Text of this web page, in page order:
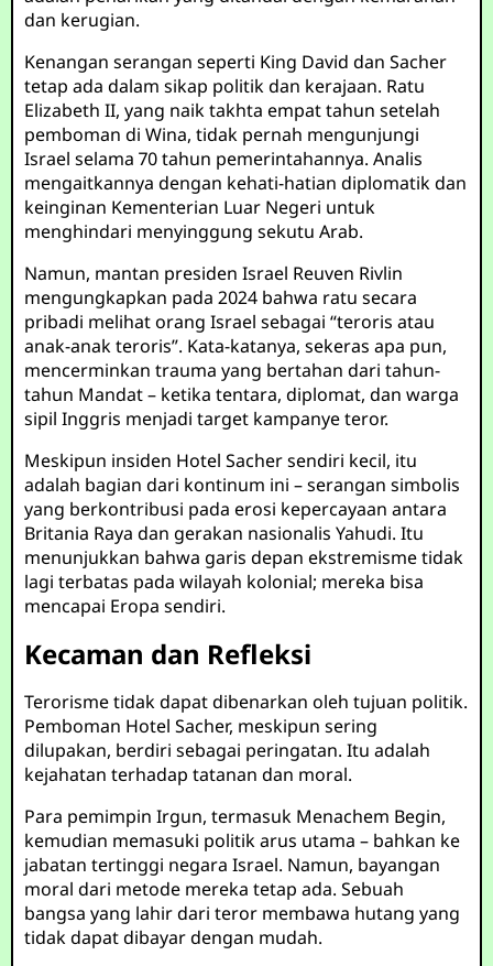
dan kerugian.
Kenangan serangan seperti King David dan Sacher
tetap ada dalam sikap politik dan kerajaan. Ratu
Elizabeth II, yang naik takhta empat tahun setelah
pemboman di Wina, tidak pernah mengunjungi
Israel selama 70 tahun pemerintahannya. Analis
mengaitkannya dengan kehati-hatian diplomatik dan
keinginan Kementerian Luar Negeri untuk
menghindari menyinggung sekutu Arab.
Namun, mantan presiden Israel Reuven Rivlin
mengungkapkan pada 2024 bahwa ratu secara
pribadi melihat orang Israel sebagai “teroris atau
anak-anak teroris”. Kata-katanya, sekeras apa pun,
mencerminkan trauma yang bertahan dari tahun-
tahun Mandat – ketika tentara, diplomat, dan warga
sipil Inggris menjadi target kampanye teror.
Meskipun insiden Hotel Sacher sendiri kecil, itu
adalah bagian dari kontinum ini – serangan simbolis
yang berkontribusi pada erosi kepercayaan antara
Britania Raya dan gerakan nasionalis Yahudi. Itu
menunjukkan bahwa garis depan ekstremisme tidak
lagi terbatas pada wilayah kolonial; mereka bisa
mencapai Eropa sendiri.
Kecaman dan Refleksi
Terorisme tidak dapat dibenarkan oleh tujuan politik.
Pemboman Hotel Sacher, meskipun sering
dilupakan, berdiri sebagai peringatan. Itu adalah
kejahatan terhadap tatanan dan moral.
Para pemimpin Irgun, termasuk Menachem Begin,
kemudian memasuki politik arus utama – bahkan ke
jabatan tertinggi negara Israel. Namun, bayangan
moral dari metode mereka tetap ada. Sebuah
bangsa yang lahir dari teror membawa hutang yang
tidak dapat dibayar dengan mudah.